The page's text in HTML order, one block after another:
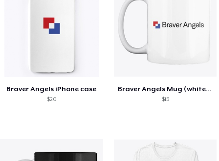
Braver Angels iPhone case
$20
Braver Angels Mug (white, gray)
$15